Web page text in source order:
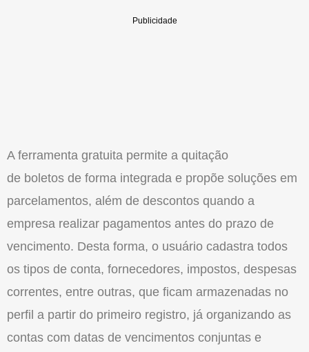
A ferramenta gratuita permite a quitação
de boletos de forma integrada e propõe soluções em
parcelamentos, além de descontos quando a
empresa realizar pagamentos antes do prazo de
vencimento. Desta forma, o usuário cadastra todos
os tipos de conta, fornecedores, impostos, despesas
correntes, entre outras, que ficam armazenadas no
perfil a partir do primeiro registro, já organizando as
contas com datas de vencimentos conjuntas e